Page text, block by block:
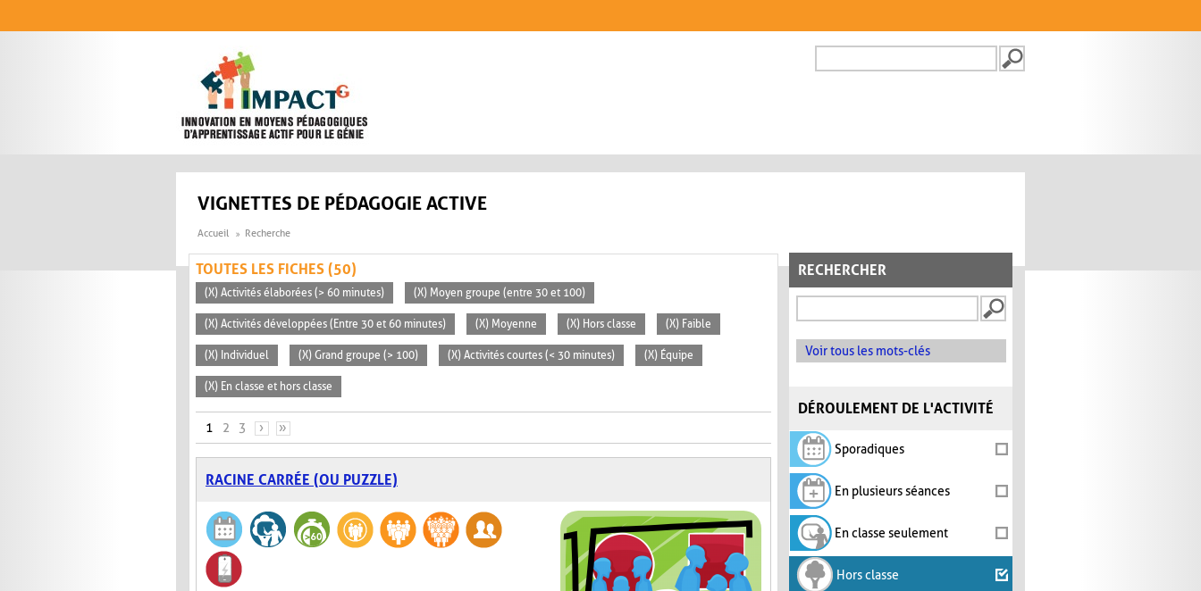
FORMULAIRE DE
VIGNETTES DE PÉDAGOGIE ACTIVE
Accueil Recherche
RECHERCHER
Voir tous les mots-clés
DÉROULEMENT DE L'ACTIVITÉ
Sporadiques
En plusieurs séances
En classe seulement
Hors classe
TOUTES LES FICHES (50)
(X) Activités élaborées (> 60 minutes) (X) Moyen groupe (entre 30 et 100)
(X) Activités développées (Entre 30 et 60 minutes) (X) Moyenne (X) Hors classe (X) Faible
(X) Individuel (X) Grand groupe (> 100) (X) Activités courtes (< 30 minutes) (X) Équipe
(X) En classe et hors classe
PAGES
1 2 3 › »
RACINE CARRÉE (OU PUZZLE)